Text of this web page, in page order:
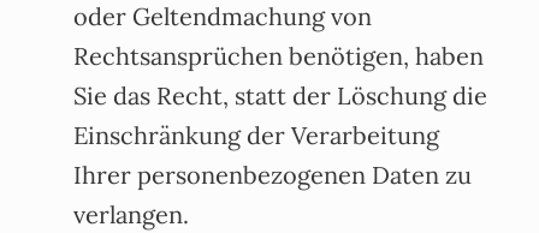
oder Geltendmachung von
Rechtsansprüchen benötigen, haben
Sie das Recht, statt der Löschung die
Einschränkung der Verarbeitung
Ihrer personenbezogenen Daten zu
verlangen.